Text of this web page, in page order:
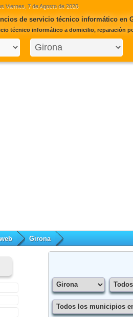
Viernes, 7 de Agosto de 2026
de servicio técnico informático en
técnico informático a domicilio, reparación
Girona